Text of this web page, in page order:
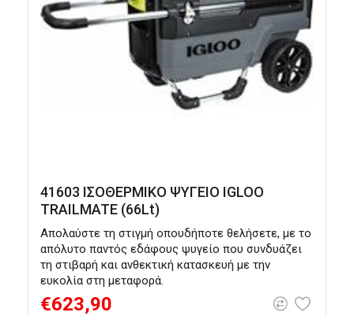
41603 ΙΣΟΘΕΡΜΙΚΟ ΨΥΓΕΙΟ IGLOO
TRAILMATE (66Lt)
Απολαύστε τη στιγμή οπουδήποτε θελήσετε, με το
απόλυτο παντός εδάφους ψυγείο που συνδυάζει
τη στιβαρή και ανθεκτική κατασκευή με την
ευκολία στη μεταφορά.
€623,90